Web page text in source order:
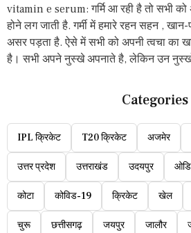
vitamin e serum: गर्मि आ रही है तो सभी
होने लग जाती है. गर्मी में हमारे रहन सहन ,
असर पड़ता है. ऐसे में सभी को अपनी त्वचा का
है। सभी अपने नुस्खे अपनाते है, लेकिन उन
Categories
IPL क्रिकेट T20 क्रिकेट अजमेर
उत्तर प्रदेश उत्तराखंड उदयपुर
कोटा कोविड-19 क्रिकेट खेल
चुरू छत्तीसगढ़ जयपुर जालौर